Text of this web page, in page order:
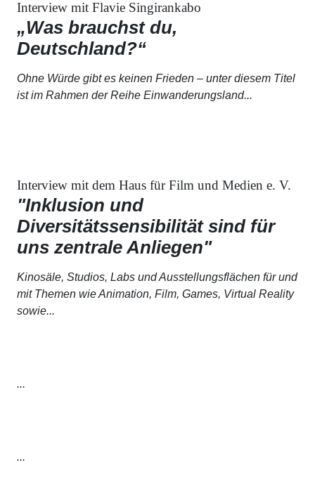
Interview mit Flavie Singirankabo
„Was brauchst du,
Deutschland?“
Ohne Würde gibt es keinen Frieden – unter diesem Titel
ist im Rahmen der Reihe Einwanderungsland...
Interview mit dem Haus für Film und Medien e. V.
"Inklusion und
Diversitätssensibilität sind für
uns zentrale Anliegen"
Kinosäle, Studios, Labs und Ausstellungsflächen für und
mit Themen wie Animation, Film, Games, Virtual Reality
sowie...
...
...